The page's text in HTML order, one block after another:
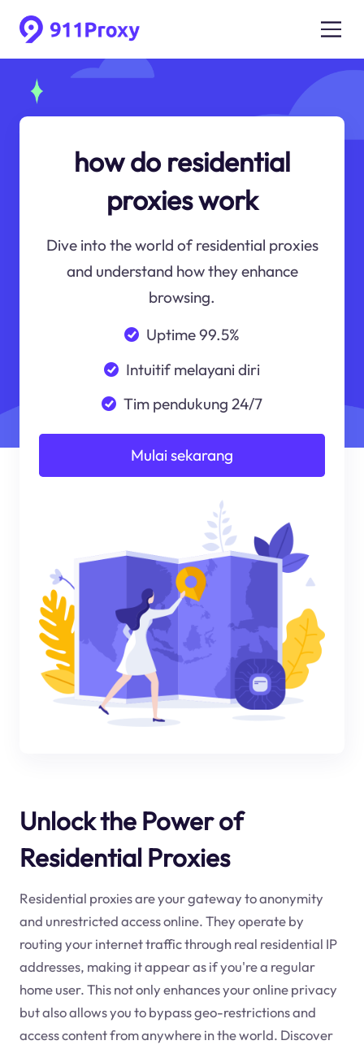
how do residential
proxies work
Dive into the world of residential proxies
and understand how they enhance
browsing.
Uptime 99.5%
Intuitif melayani diri
Tim pendukung 24/7
Mulai sekarang
Unlock the Power of
Residential Proxies
Residential proxies are your gateway to anonymity
and unrestricted access online. They operate by
routing your internet traffic through real residential IP
addresses, making it appear as if you're a regular
home user. This not only enhances your online privacy
but also allows you to bypass geo-restrictions and
access content from anywhere in the world. Discover